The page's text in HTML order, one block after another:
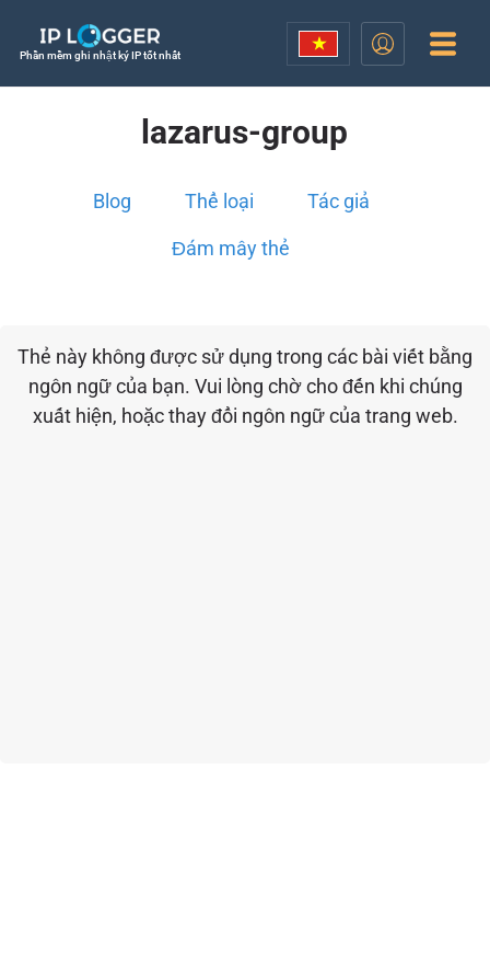
Phần mềm ghi nhật ký IP tốt nhất
lazarus-group
Blog Thể loại Tác giả
Đám mây thẻ